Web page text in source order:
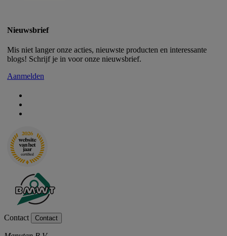
Nieuwsbrief
Mis niet langer onze acties, nieuwste producten en interessante
blogs! Schrijf je in voor onze nieuwsbrief.
Aanmelden
Contact Contact